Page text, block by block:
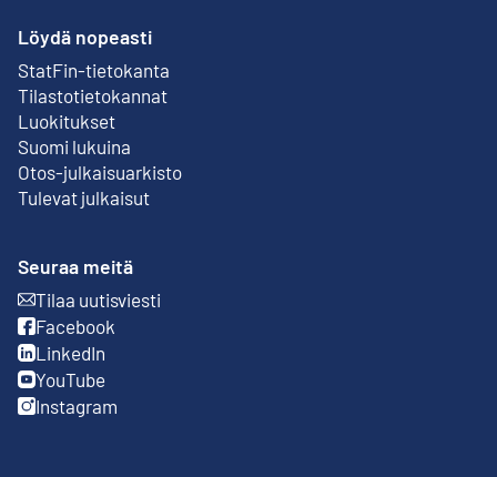
Löydä nopeasti
StatFin-tietokanta
Ulkoinen linkki
Tilastotietokannat
Luokitukset
Suomi lukuina
Otos-julkaisuarkisto
Ulkoinen linkki
Tulevat julkaisut
Seuraa meitä
Tilaa uutisviesti
Ulkoinen linkki
Facebook
Ulkoinen linkki
LinkedIn
Ulkoinen linkki
YouTube
Ulkoinen linkki
Instagram
Ulkoinen linkki